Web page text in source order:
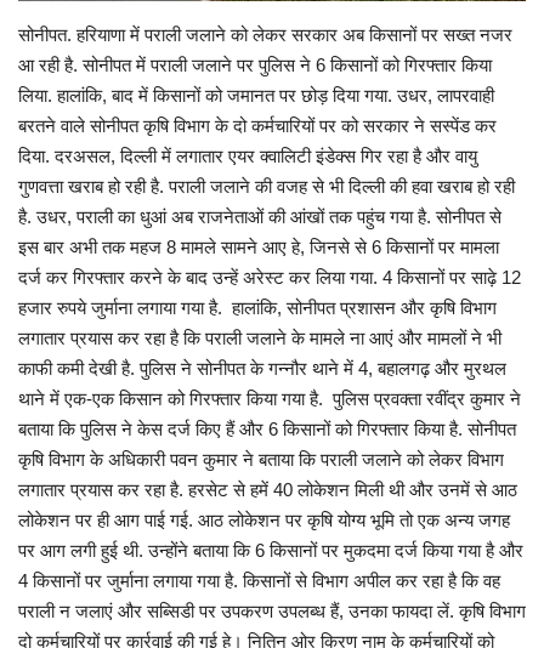
करियर
सोनीपत. हरियाणा में पराली जलाने को लेकर सरकार अब किसानों पर सख्त नजर
आ रही है. सोनीपत में पराली जलाने पर पुलिस ने 6 किसानों को गिरफ्तार किया
लिया. हालांकि, बाद में किसानों को जमानत पर छोड़ दिया गया. उधर, लापरवाही
बरतने वाले सोनीपत कृषि विभाग के दो कर्मचारियों पर को सरकार ने सस्पेंड कर
दिया. दरअसल, दिल्ली में लगातार एयर क्वालिटी इंडेक्स गिर रहा है और वायु
गुणवत्ता खराब हो रही है. पराली जलाने की वजह से भी दिल्ली की हवा खराब हो रही
है. उधर, पराली का धुआं अब राजनेताओं की आंखों तक पहुंच गया है. सोनीपत से
इस बार अभी तक महज 8 मामले सामने आए हे, जिनसे से 6 किसानों पर मामला
दर्ज कर गिरफ्तार करने के बाद उन्हें अरेस्ट कर लिया गया. 4 किसानों पर साढ़े 12
हजार रुपये जुर्माना लगाया गया है. हालांकि, सोनीपत प्रशासन और कृषि विभाग
लगातार प्रयास कर रहा है कि पराली जलाने के मामले ना आएं और मामलों ने भी
काफी कमी देखी है. पुलिस ने सोनीपत के गन्नौर थाने में 4, बहालगढ़ और मुरथल
थाने में एक-एक किसान को गिरफ्तार किया गया है. पुलिस प्रवक्ता रवींद्र कुमार ने
बताया कि पुलिस ने केस दर्ज किए हैं और 6 किसानों को गिरफ्तार किया है. सोनीपत
कृषि विभाग के अधिकारी पवन कुमार ने बताया कि पराली जलाने को लेकर विभाग
लगातार प्रयास कर रहा है. हरसेट से हमें 40 लोकेशन मिली थी और उनमें से आठ
लोकेशन पर ही आग पाई गई. आठ लोकेशन पर कृषि योग्य भूमि तो एक अन्य जगह
पर आग लगी हुई थी. उन्होंने बताया कि 6 किसानों पर मुकदमा दर्ज किया गया है और
4 किसानों पर जुर्माना लगाया गया है. किसानों से विभाग अपील कर रहा है कि वह
पराली न जलाएं और सब्सिडी पर उपकरण उपलब्ध हैं, उनका फायदा लें. कृषि विभाग
दो कर्मचारियों पर कार्रवाई की गई हे। नितिन ओर किरण नाम के कर्मचारियों को